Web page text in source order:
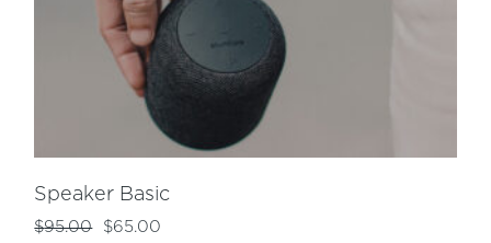
Speaker Basic
$95.00 $65.00